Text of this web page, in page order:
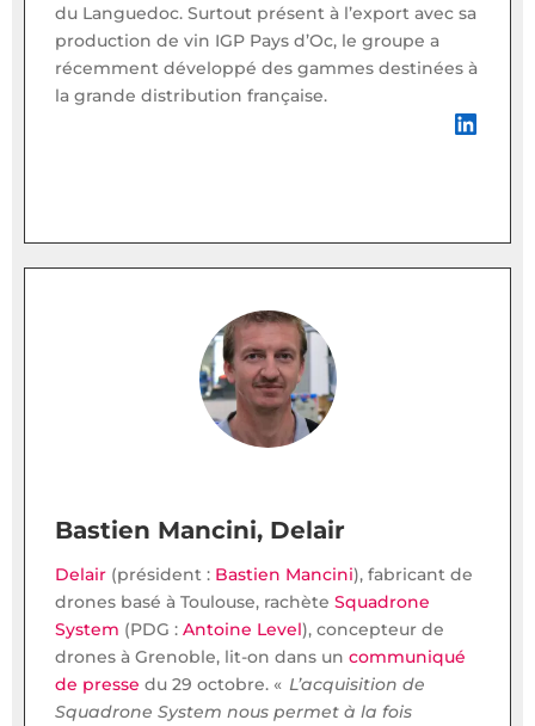
du Languedoc. Surtout présent à l’export avec sa
production de vin IGP Pays d’Oc, le groupe a
récemment développé des gammes destinées à
la grande distribution française.
LinkedIn
Bastien Mancini, Delair
Delair (président : Bastien Mancini), fabricant de
drones basé à Toulouse, rachète Squadrone
System (PDG : Antoine Level), concepteur de
drones à Grenoble, lit-on dans un communiqué
de presse du 29 octobre. « L’acquisition de
Squadrone System nous permet à la fois